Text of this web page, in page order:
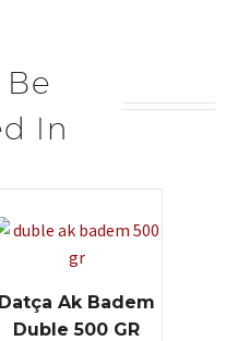
Be
In
Datça Ak Badem
Duble 500 GR